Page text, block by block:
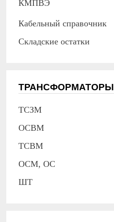
КМПВЭ
Кабельный справочник
Складские остатки
ТРАНСФОРМАТОРЫ
ТСЗМ
ОСВМ
ТСВМ
ОСМ, ОС
ШТ